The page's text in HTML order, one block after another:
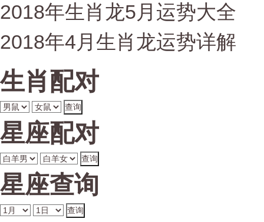
2018年生肖龙5月运势大全
2018年4月生肖龙运势详解
生肖配对
星座配对
星座查询